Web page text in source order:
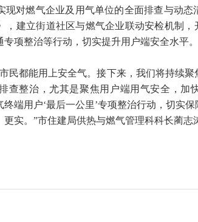
现对燃气企业及用气单位的全面排查与动态
，建立街道社区与燃气企业联动安检机制，
项整治等行动，切实提升用户端安全水平。
民都能用上安全气。接下来，我们将持续
查整治，尤其是聚焦用户端用气安全，加
端用户‘最后一公里’专项整治行动，切实
实。”市住建局供热与燃气管理科科长蔺志